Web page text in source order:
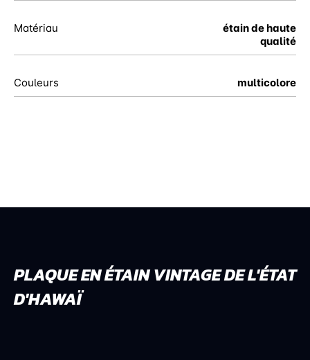
Matériau
étain de haute
qualité
Couleurs multicolore
PLAQUE EN ÉTAIN VINTAGE DE L'ÉTAT
D'HAWAÏ